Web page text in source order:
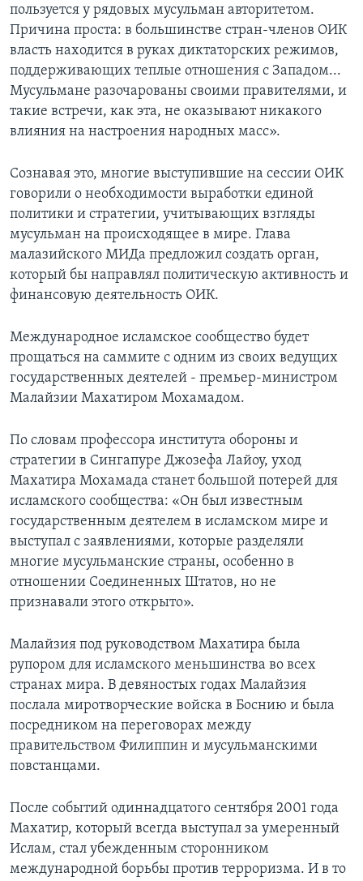
пользуется у рядовых мусульман авторитетом.
Причина проста: в большинстве стран-членов ОИК
власть находится в руках диктаторских режимов,
поддерживающих теплые отношения с Западом...
Мусульмане разочарованы своими правителями, и
такие встречи, как эта, не оказывают никакого
влияния на настроения народных масс».
Сознавая это, многие выступившие на сессии ОИК
говорили о необходимости выработки единой
политики и стратегии, учитывающих взгляды
мусульман на происходящее в мире. Глава
малазийского МИДа предложил создать орган,
который бы направлял политическую активность и
финансовую деятельность ОИК.
Международное исламское сообщество будет
прощаться на саммите с одним из своих ведущих
государственных деятелей - премьер-министром
Малайзии Махатиром Мохамадом.
По словам профессора института обороны и
стратегии в Сингапуре Джозефа Лайоу, уход
Махатира Мохамада станет большой потерей для
исламского сообщества: «Он был известным
государственным деятелем в исламском мире и
выступал с заявлениями, которые разделяли
многие мусульманские страны, особенно в
отношении Соединенных Штатов, но не
признавали этого открыто».
Малайзия под руководством Махатира была
рупором для исламского меньшинства во всех
странах мира. В девяностых годах Малайзия
послала миротворческие войска в Боснию и была
посредником на переговорах между
правительством Филиппин и мусульманскими
повстанцами.
После событий одиннадцатого сентября 2001 года
Махатир, который всегда выступал за умеренный
Ислам, стал убежденным сторонником
международной борьбы против терроризма. И в то